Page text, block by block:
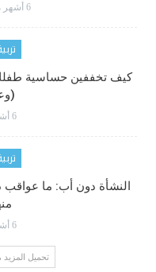
6 أشهر منذ
كيف تخففين حساسية طفلك
6 أشهر منذ
النشأة دون أب: ما عواقب
6 أشهر منذ
تحميل